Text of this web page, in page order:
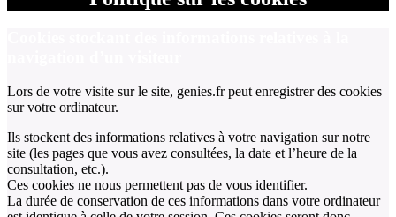
Lors de votre visite sur le site, genies.fr peut enregistrer des cookies
sur votre ordinateur.
Ils stockent des informations relatives à votre navigation sur notre
site (les pages que vous avez consultées, la date et l’heure de la
consultation, etc.).
Ces cookies ne nous permettent pas de vous identifier.
La durée de conservation de ces informations dans votre ordinateur